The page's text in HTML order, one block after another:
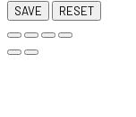
SAVE RESET